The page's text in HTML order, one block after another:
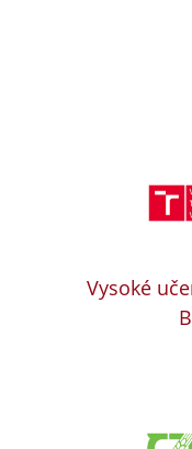
Vysoké